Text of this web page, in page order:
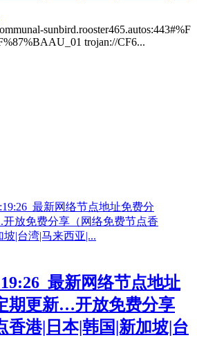
sunbird.rooster465.autos:443#%F
trojan://CF6...
最新网络节点地址
期更新…开放免费分享
香港|日本|韩国|新加坡|台